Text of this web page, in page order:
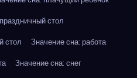
стол
стол
Значение сна: работа
Значение сна: снег